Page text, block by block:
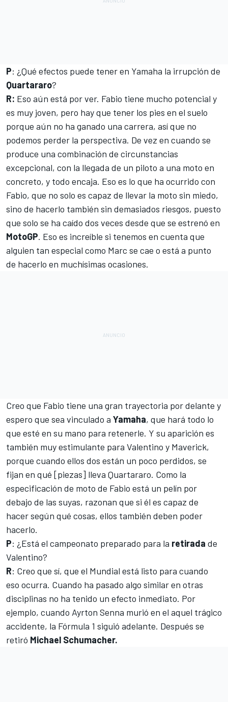
P: ¿Qué efectos puede tener en Yamaha la irrupción de
Quartararo?
R: Eso aún está por ver. Fabio tiene mucho potencial y
es muy joven, pero hay que tener los pies en el suelo
porque aún no ha ganado una carrera, así que no
podemos perder la perspectiva. De vez en cuando se
produce una combinación de circunstancias
excepcional, con la llegada de un piloto a una moto en
concreto, y todo encaja. Eso es lo que ha ocurrido con
Fabio, que no solo es capaz de llevar la moto sin miedo,
sino de hacerlo también sin demasiados riesgos, puesto
que solo se ha caído dos veces desde que se estrenó en
MotoGP. Eso es increíble si tenemos en cuenta que
alguien tan especial como Marc se cae o está a punto
de hacerlo en muchísimas ocasiones.
Creo que Fabio tiene una gran trayectoria por delante y
espero que sea vinculado a Yamaha, que hará todo lo
que esté en su mano para retenerle. Y su aparición es
también muy estimulante para Valentino y Maverick,
porque cuando ellos dos están un poco perdidos, se
fijan en qué [piezas] lleva Quartararo. Como la
especificación de moto de Fabio está un pelín por
debajo de las suyas, razonan que si él es capaz de
hacer según qué cosas, ellos también deben poder
hacerlo.
P: ¿Está el campeonato preparado para la retirada de
Valentino?
R: Creo que sí, que el Mundial está listo para cuando
eso ocurra. Cuando ha pasado algo similar en otras
disciplinas no ha tenido un efecto inmediato. Por
ejemplo, cuando Ayrton Senna murió en el aquel trágico
accidente, la Fórmula 1 siguió adelante. Después se
retiró Michael Schumacher.